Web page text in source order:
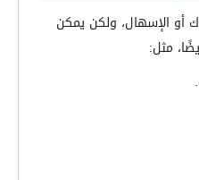
أو الإسهال، ولكن يمكن
مثل: